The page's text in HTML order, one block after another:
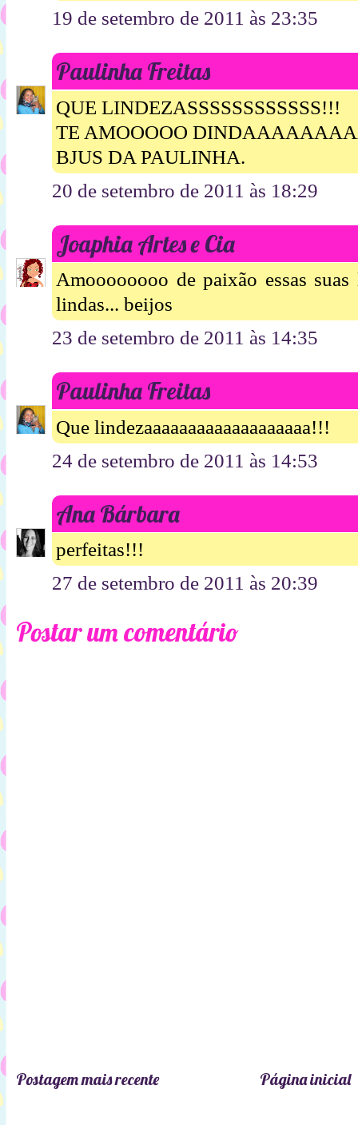
19 de setembro de 2011 às 23:35
Paulinha Freitas
QUE LINDEZASSSSSSSSSSSS!!!
TE AMOOOOO
BJUS DA PAULINHA.
20 de setembro de 2011 às 18:29
Joaphia Artes e Cia
Amoooooooo de paixão essas
lindas... beijos
23 de setembro de 2011 às 14:35
Paulinha Freitas
Que lindezaaaaaaaaaaaaaaaaaaa!!!
24 de setembro de 2011 às 14:53
Ana Bárbara
perfeitas!!!
27 de setembro de 2011 às 20:39
Postar um comentário
Postagem mais recente Página inicial